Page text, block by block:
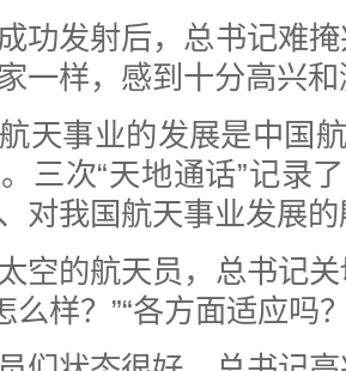
发射后，总书记难掩
一样，感到十分高兴和
事业的发展是中国航
三次“天地通话”记录
对我国航天事业发展
的航天员，总书记关
么样？”“各方面适应吗